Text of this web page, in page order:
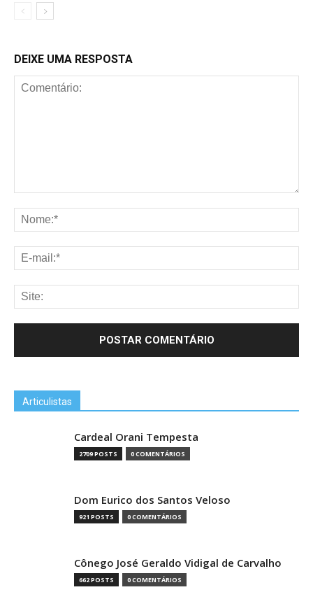
DEIXE UMA RESPOSTA
Articulistas
Cardeal Orani Tempesta
2709 POSTS 0 COMENTÁRIOS
Dom Eurico dos Santos Veloso
921 POSTS 0 COMENTÁRIOS
Cônego José Geraldo Vidigal de Carvalho
662 POSTS 0 COMENTÁRIOS